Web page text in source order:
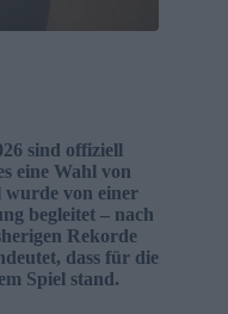
sind offiziell
eine Wahl von
wurde von einer
begleitet – nach
Rekorde
dass für die
Spiel stand.